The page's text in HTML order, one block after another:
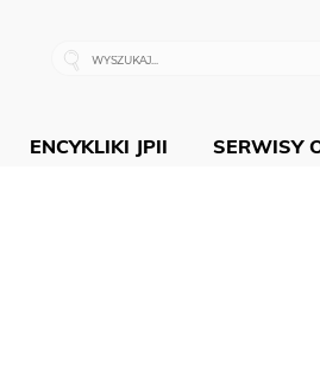
ENCYKLIKI JPII SERWISY